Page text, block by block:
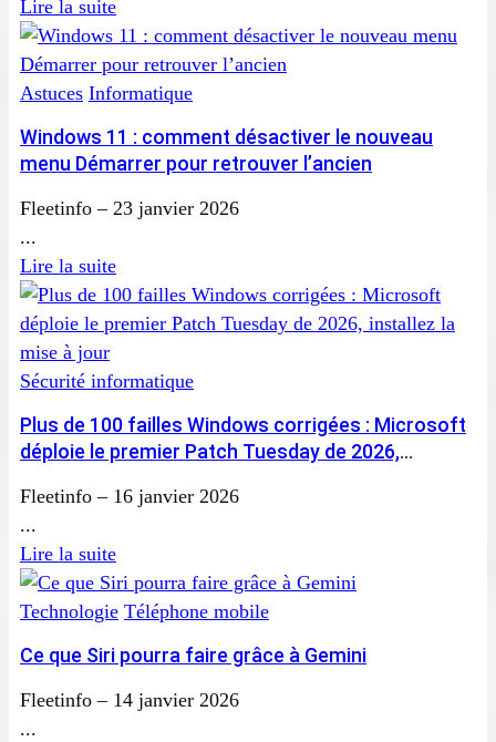
Lire la suite
Astuces Informatique
Windows 11 : comment désactiver le nouveau
menu Démarrer pour retrouver l’ancien
Fleetinfo – 23 janvier 2026
...
Lire la suite
Sécurité informatique
Plus de 100 failles Windows corrigées : Microsoft
déploie le premier Patch Tuesday de 2026,
Fleetinfo – 16 janvier 2026
...
Lire la suite
Technologie Téléphone mobile
Ce que Siri pourra faire grâce à Gemini
Fleetinfo – 14 janvier 2026
...